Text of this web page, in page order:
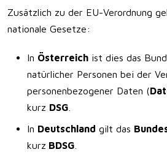
Zusätzlich zu der EU-Verordnung
nationale Gesetze:
In Österreich ist dies das
natürlicher Personen bei der
personenbezogener Daten (
kurz DSG
In Deutschland gilt das
kurz BDSG